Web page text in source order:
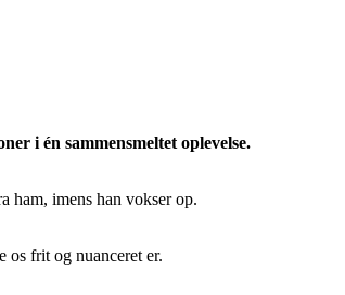
i én sammensmeltet oplevelse.
ham, imens han vokser op.
os frit og nuanceret er.